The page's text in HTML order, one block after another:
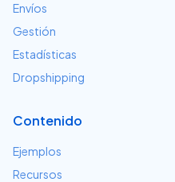
Envíos
Gestión
Estadísticas
Dropshipping
Contenido
Ejemplos
Recursos